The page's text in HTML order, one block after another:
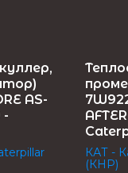
AS-
-
КАТ -
(КНР)